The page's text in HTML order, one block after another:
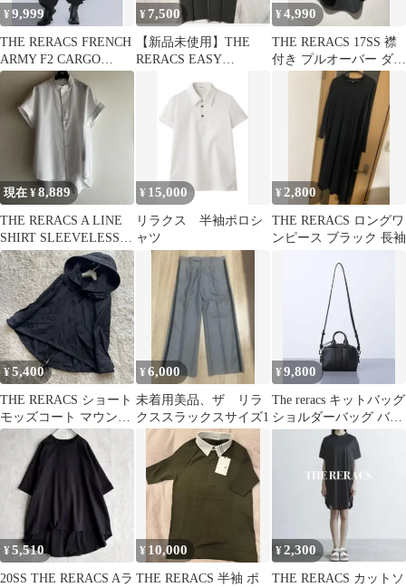
¥9,999
THE RERACS FRENCH
ARMY F2 CARGO
PANTS
¥ 7,500
【新品未使用】THE
RERACS EASY
¥4,990
THE RERACS 17SS 襟
付き プルオーバー ダン
ボールニット 最終価格
現在 ¥8,889
THE RERACS A LINE
SHIRT SLEEVELESS
シャツ
¥ 15,000
リラクス 半袖ポロシ
ャツ
¥2,800
THE RERACS ロングワ
ンピース ブラック 長袖
¥5,400
THE RERACS ショート
モッズコート マウンテ
ンパーカー 黒 36
¥6,000
未着用美品、ザ リラ
クススラックスサイズ1
¥9,800
The reracs キットバッグ
ショルダーバッグ バッ
ク
¥5,510
20SS THE RERACS Aラ
¥ 10,000
THE RERACS 半袖 ポ
¥2,300
THE RERACS カットソ